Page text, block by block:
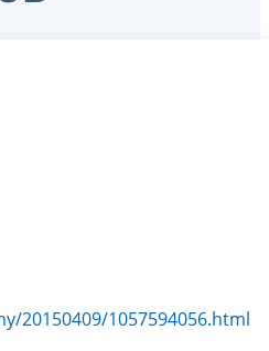
20150409/1057594056.html